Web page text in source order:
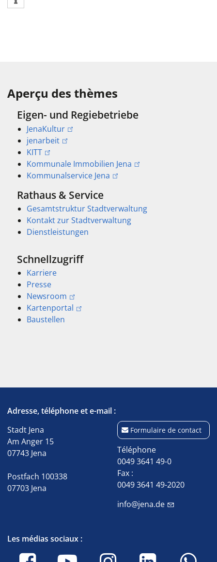
Aperçu des thèmes
Eigen- und Regiebetriebe
JenaKultur
jenarbeit
KITT
Kommunale Immobilien Jena
Kommunalservice Jena
Rathaus & Service
Gesamtstruktur Stadtverwaltung
Kontakt zur Stadtverwaltung
Dienstleistungen
Schnellzugriff
Karriere
Presse
Newsroom
Kartenportal
Baustellen
Adresse, téléphone et e-mail :
Stadt Jena
Am Anger 15
07743 Jena
Postfach 100338
07703 Jena
Formulaire de contact
Téléphone
0049 3641 49-0
Fax :
0049 3641 49-2020
info@jena.de
Les médias sociaux :